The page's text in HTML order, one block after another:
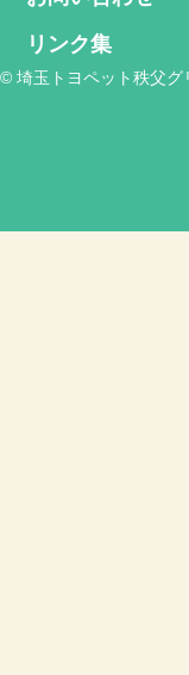
リンク集
© 埼玉トヨペット秩父グ